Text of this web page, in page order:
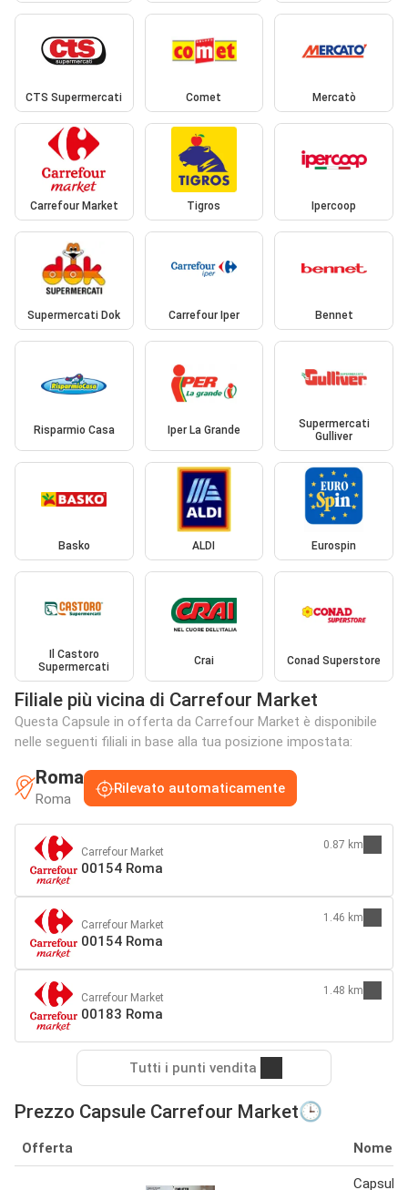
CTS Supermercati Comet Mercatò
Carrefour Market Tigros Ipercoop
Supermercati Dok Carrefour Iper Bennet
Risparmio Casa Iper La Grande
Supermercati
Gulliver
Basko ALDI Eurospin
Il Castoro
Supermercati
Crai Conad Superstore
Filiale più vicina di Carrefour Market
Questa Capsule in offerta da Carrefour Market è disponibile
nelle seguenti filiali in base alla tua posizione impostata:
Roma
Roma
Rilevato automaticamente
Carrefour Market
00154 Roma
0.87 km
Carrefour Market
00154 Roma
1.46 km
Carrefour Market
00183 Roma
1.48 km
Tutti i punti vendita
Prezzo Capsule Carrefour Market🕒
Offerta Nome
Capsule